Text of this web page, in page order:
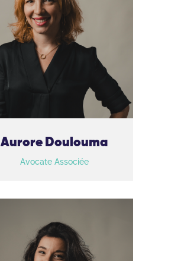
Aurore Doulouma
Avocate Associée